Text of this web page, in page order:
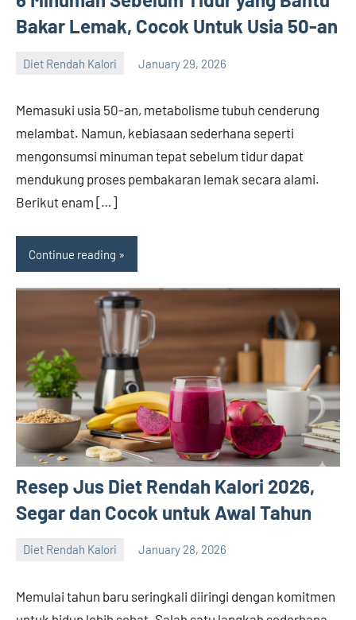
Bakar Lemak, Cocok Untuk Usia 50-an
Diet Rendah Kalori January 29, 2026
Memasuki usia 50-an, metabolisme tubuh cenderung
melambat. Namun, kebiasaan sederhana seperti
mengonsumsi minuman tepat sebelum tidur dapat
mendukung proses pembakaran lemak secara alami.
Berikut enam […]
Continue reading
Resep Jus Diet Rendah Kalori 2026,
Segar dan Cocok untuk Awal Tahun
Diet Rendah Kalori January 28, 2026
Memulai tahun baru seringkali diiringi dengan komitmen